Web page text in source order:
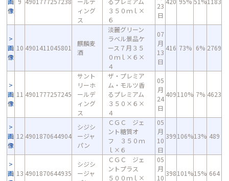
像
ィング
ス
３５０ｍｌ×
６
23
日
画
像
10 4901411045801
麒麟麦
酒
淡麗グリーン
ラベル景品ケ
ース７月３５
０ｍｌ×６×
４
07
月
13
日
416 73% 6% 2769
画
像
11 4901777257245
サント
リーホ
ールデ
ィング
ス
ザ・プレミア
ム・モルツ香
るプレミアム
３５０×６×
４
05
月
24
日
409110% 7% 4623
画
像
12 4901870644904
シジシ
ージャ
パン
ＣＧＣ ジェ
ント糖質オ
フ ３５０ｍ
ｌ×６
05
月
10
日
399106%13% 489
画 13 4901870644935
シジシ
ージャ
ＣＧＣ ジェ
ントプラス
５００ｍｌ×
05
月
10
398101%15% 664